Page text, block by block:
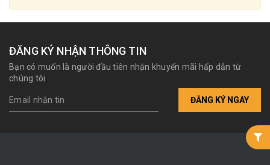
ĐĂNG KÝ NHẬN THÔNG TIN
Bạn có muốn là người đầu tiên nhận khuyến mãi hấp dẫn từ
chúng tôi
ĐĂNG KÝ NGAY